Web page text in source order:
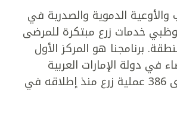
الدموية والصدرية في
خدمات زرع مبتكرة للمرضى
برنامجنا هو المركز الأول
في دولة الإمارات العربية
المتحدة، وقد أجرى 386 عملية زرع منذ إطلاقه في